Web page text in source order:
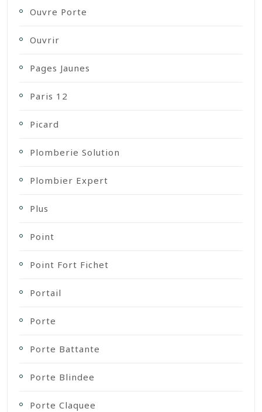
Ouvre Porte
Ouvrir
Pages Jaunes
Paris 12
Picard
Plomberie Solution
Plombier Expert
Plus
Point
Point Fort Fichet
Portail
Porte
Porte Battante
Porte Blindee
Porte Claquee